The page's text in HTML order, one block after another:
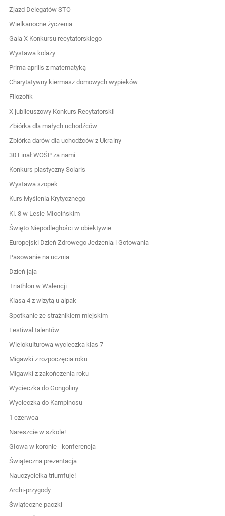
Zjazd Delegatów STO
Wielkanocne życzenia
Gala X Konkursu recytatorskiego
Wystawa kolaży
Prima aprilis z matematyką
Charytatywny kiermasz domowych wypieków
Filozofik
X jubileuszowy Konkurs Recytatorski
Zbiórka dla małych uchodźców
Zbiórka darów dla uchodźców z Ukrainy
30 Finał WOŚP za nami
Konkurs plastyczny Solaris
Wystawa szopek
Kurs Myślenia Krytycznego
Kl. 8 w Lesie Młocińskim
Święto Niepodległości w obiektywie
Europejski Dzień Zdrowego Jedzenia i Gotowania
Pasowanie na ucznia
Dzień jaja
Triathlon w Walencji
Klasa 4 z wizytą u alpak
Spotkanie ze strażnikiem miejskim
Festiwal talentów
Wielokulturowa wycieczka klas 7
Migawki z rozpoczęcia roku
Migawki z zakończenia roku
Wycieczka do Gongoliny
Wycieczka do Kampinosu
1 czerwca
Nareszcie w szkole!
Głowa w koronie - konferencja
Świąteczna prezentacja
Nauczycielka triumfuje!
Archi-przygody
Świąteczne paczki